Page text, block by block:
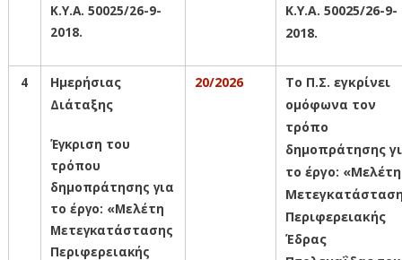
Κ.Υ.Α. 50025/26-9-
2018.
Κ.Υ.Α. 50025/26-9-
2018.
4
Ημερήσιας
Διάταξης
Έγκριση του
τρόπου
δημοπράτησης για
το έργο: «Μελέτη
Μετεγκατάστασης
Περιφερειακής
20/2026
Το Π.Σ. εγκρίνει
ομόφωνα τον
τρόπο
δημοπράτησης
το έργο: «Μελέτη
Περιφερειακής
Έδρας